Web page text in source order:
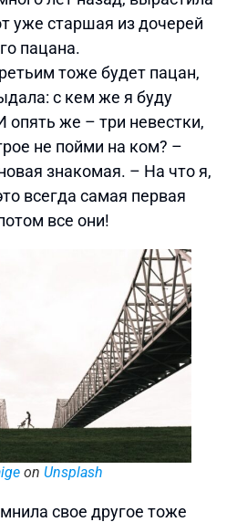
уже старшая из дочерей
пацана.
тоже будет пацан,
с кем же я буду
же – три невестки,
не пойми на ком? –
знакомая. – На что я,
всегда самая первая
все они!
on Unsplash
свое другое тоже